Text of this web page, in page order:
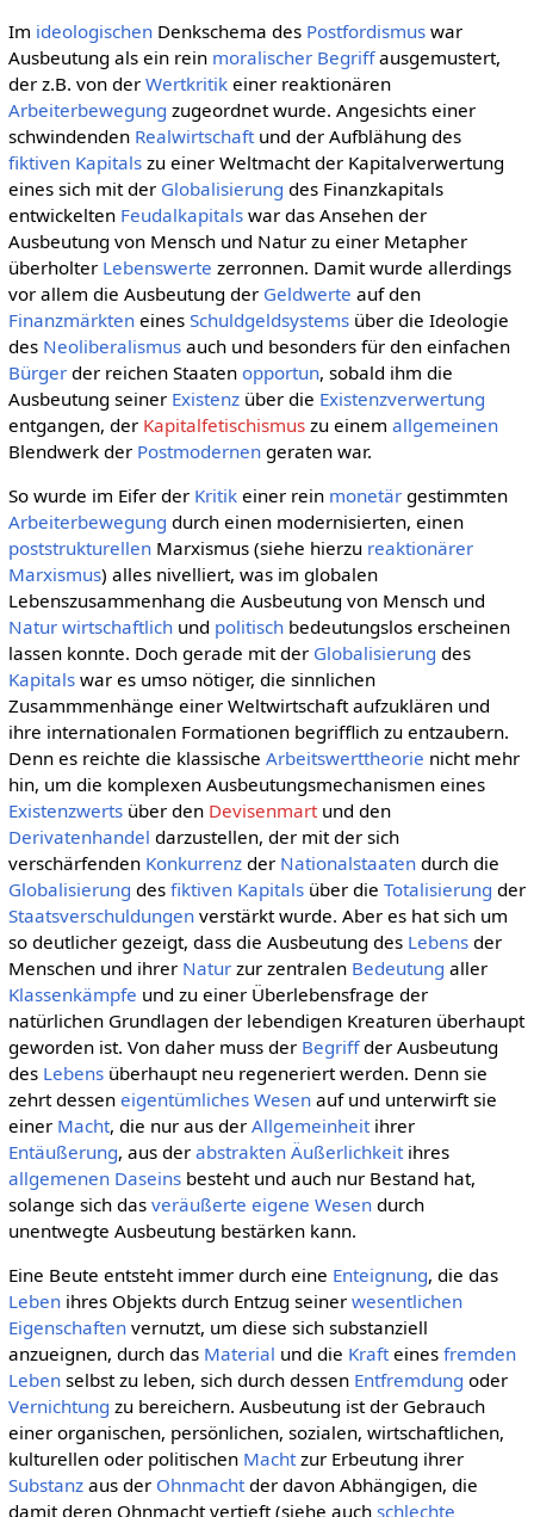
Im ideologischenDenkschema des Postfordismuswar
Ausbeutung als ein rein moralischer Begriffausgemustert,
der z.B. von der Wertkritikeiner reaktionären
Arbeiterbewegung zugeordnet wurde. Angesichts einer
schwindenden Realwirtschaftund der Aufblähung des
fiktiven Kapitalszu einer Weltmacht der Kapitalverwertung
eines sich mit der Globalisierung des Finanzkapitals
entwickelten Feudalkapitalswar das Ansehen der
Ausbeutung von Mensch und Natur zu einer Metapher
überholter Lebenswerte zerronnen. Damit wurde allerdings
vor allem die Ausbeutung der Geldwerte auf den
Finanzmärkteneines Schuldgeldsystemsüber die Ideologie
des Neoliberalismusauch und besonders für den einfachen
Bürgerder reichen Staaten opportun, sobald ihm die
Ausbeutung seiner Existenzüber die Existenzverwertung
entgangen, der Kapitalfetischismuszu einem allgemeinen
Blendwerk der Postmodernengeraten war.
So wurde im Eifer der Kritikeiner rein monetärgestimmten
Arbeiterbewegung durch einen modernisierten, einen
poststrukturellenMarxismus (siehe hierzu reaktionärer
Marxismus) alles nivelliert, was im globalen
Lebenszusammenhang die Ausbeutung von Mensch und
Natur wirtschaftlichund politischbedeutungslos erscheinen
lassen konnte. Doch gerade mit der Globalisierung des
Kapitalswar es umso nötiger, die sinnlichen
Zusammmenhänge einer Weltwirtschaft aufzuklären und
ihre internationalen Formationen begrifflich zu entzaubern.
Denn es reichte die klassische Arbeitswerttheorie nicht mehr
hin, um die komplexen Ausbeutungsmechanismen eines
Existenzwertsüber den Devisenmartund den
Derivatenhandel darzustellen, der mit der sich
verschärfenden Konkurrenzder Nationalstaatendurch die
Globalisierung des fiktiven Kapitalsüber die Totalisierung der
Staatsverschuldungenverstärkt wurde. Aber es hat sich um
so deutlicher gezeigt, dass die Ausbeutung des Lebensder
Menschen und ihrer Naturzur zentralen Bedeutung aller
Klassenkämpfe und zu einer Überlebensfrage der
natürlichen Grundlagen der lebendigen Kreaturen überhaupt
geworden ist. Von daher muss der Begriffder Ausbeutung
des Lebensüberhaupt neu regeneriert werden. Denn sie
zehrt dessen eigentümliches Wesenauf und unterwirft sie
einer Macht, die nur aus der Allgemeinheitihrer
Entäußerung, aus der abstrakten Äußerlichkeitihres
allgemenen Daseinsbesteht und auch nur Bestand hat,
solange sich das veräußerte eigene Wesendurch
unentwegte Ausbeutung bestärken kann.
Eine Beute entsteht immer durch eine Enteignung, die das
Lebenihres Objekts durch Entzug seiner wesentlichen
Eigenschaftenvernutzt, um diese sich substanziell
anzueignen, durch das Material und die Krafteines fremden
Lebenselbst zu leben, sich durch dessen Entfremdung oder
Vernichtung zu bereichern. Ausbeutung ist der Gebrauch
einer organischen, persönlichen, sozialen, wirtschaftlichen,
kulturellen oder politischen Machtzur Erbeutung ihrer
Substanzaus der Ohnmachtder davon Abhängigen, die
damit deren Ohnmacht vertieft (siehe auch schlechte